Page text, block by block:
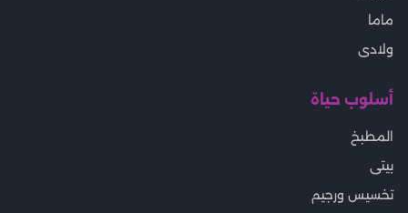
ماما
ولادى
أسلوب حياة
المطبخ
بيتى
تخسيس ورجيم